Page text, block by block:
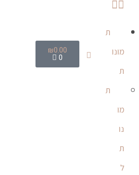
ת
מונו
ת
ת
מו
נו
ת
ל
₪0.00
0